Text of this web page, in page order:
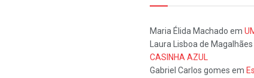
Maria Élida Machado em
Laura Lisboa de
CASINHA AZUL
Gabriel Carlos gomes em